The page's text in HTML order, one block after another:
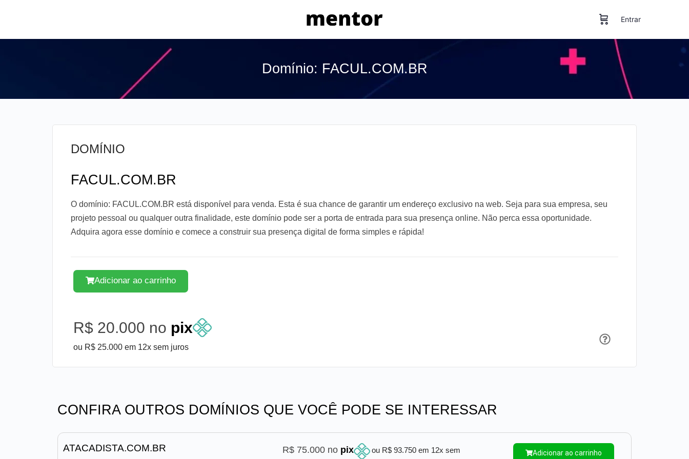
Entrar
Domínio: FACUL.COM.BR
DOMÍNIO
FACUL.COM.BR
O domínio: FACUL.COM.BR está disponível para venda. Esta é sua chance de garantir um endereço exclusivo na web. Seja para sua empresa, seu
projeto pessoal ou qualquer outra finalidade, este domínio pode ser a porta de entrada para sua presença online. Não perca essa oportunidade.
Adquira agora esse domínio e comece a construir sua presença digital de forma simples e rápida!
Adicionar ao carrinho
R$ 20.000 no pix
ou R$ 25.000 em 12x sem juros
CONFIRA OUTROS DOMÍNIOS QUE VOCÊ PODE SE INTERESSAR
ATACADISTA.COM.BR R$ 75.000 no pix
ou R$ 93.750 em 12x sem
Adicionar ao carrinho